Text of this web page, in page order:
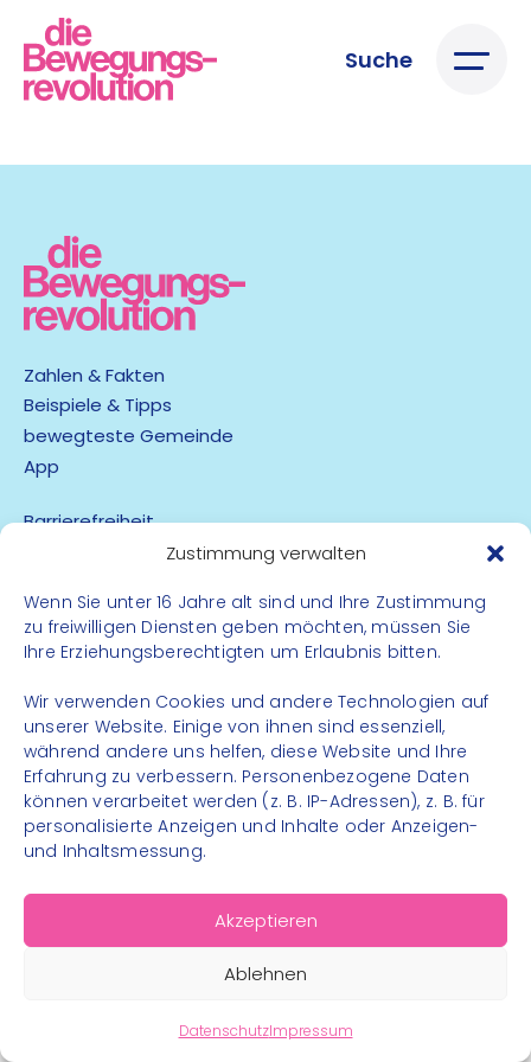
Zustimmung verwalten
Wenn Sie unter 16 Jahre alt sind und Ihre Zustimmung
zu freiwilligen Diensten geben möchten, müssen Sie
Ihre Erziehungsberechtigten um Erlaubnis bitten.
Wir verwenden Cookies und andere Technologien auf
unserer Website. Einige von ihnen sind essenziell,
während andere uns helfen, diese Website und Ihre
Erfahrung zu verbessern. Personenbezogene Daten
können verarbeitet werden (z. B. IP-Adressen), z. B. für
personalisierte Anzeigen und Inhalte oder Anzeigen-
und Inhaltsmessung.
Akzeptieren
Ablehnen
DatenschutzImpressum
Suche
Zahlen & Fakten
Beispiele & Tipps
bewegteste Gemeinde
App
Barrierefreiheit
Kontakt
Instagram
Facebook
© 2026 – Bewegungsland Steiermark gGmbH - Alle